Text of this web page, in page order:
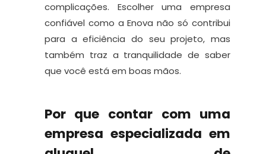
complicações. Escolher uma empresa
confiável como a Enova não só contribui
para a eficiência do seu projeto, mas
também traz a tranquilidade de saber
que você está em boas mãos.
Por que contar com uma
empresa especializada em